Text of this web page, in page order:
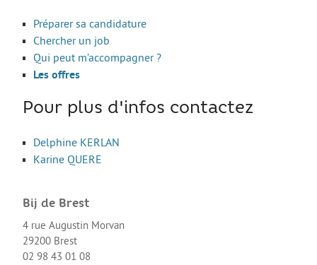
La formation continue
Métiers en uniforme
Année de Césure
INTERNATIONAL
Stages, Études, Formations
Volontariat
Bénévolat
Séjours linguistiques / interculturels
Préparer sa candidature
Chercher un job
Qui peut m’accompagner ?
Les offres
Pour plus d'infos contactez
Delphine KERLAN
Karine QUERE
Bij de Brest
4 rue Augustin Morvan
29200 Brest
02 98 43 01 08